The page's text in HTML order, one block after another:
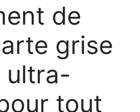
de
grise
ultra-
tout